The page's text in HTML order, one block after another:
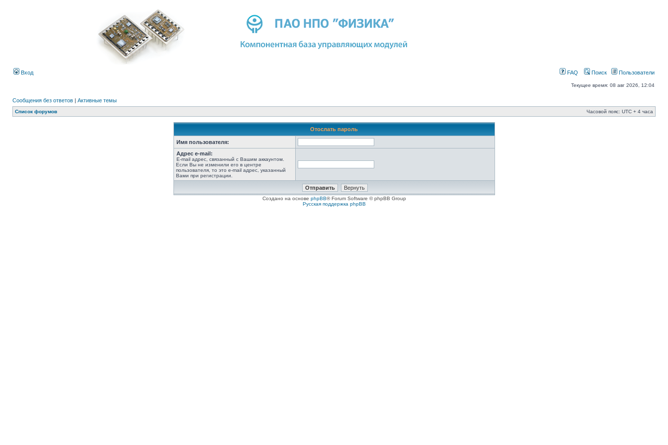
Вход FAQ Поиск Пользователи
Текущее время: 08 авг 2026, 12:04
Сообщения без ответов | Активные темы
Список форумов Часовой пояс: UTC + 4 часа
Отослать пароль
Имя пользователя:
Адрес e-mail:
E-mail адрес, связанный с Вашим аккаунтом.
Если Вы не изменили его в центре
пользователя, то это e-mail адрес, указанный
Вами при регистрации.
Создано на основе phpBB® Forum Software © phpBB Group
Русская поддержка phpBB